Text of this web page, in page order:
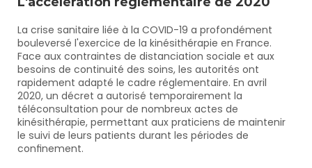
La crise sanitaire liée à la COVID-19 a profondément
bouleversé l'exercice de la kinésithérapie en France.
Face aux contraintes de distanciation sociale et aux
besoins de continuité des soins, les autorités ont
rapidement adapté le cadre réglementaire. En avril
2020, un décret a autorisé temporairement la
téléconsultation pour de nombreux actes de
kinésithérapie, permettant aux praticiens de maintenir
le suivi de leurs patients durant les périodes de
confinement.